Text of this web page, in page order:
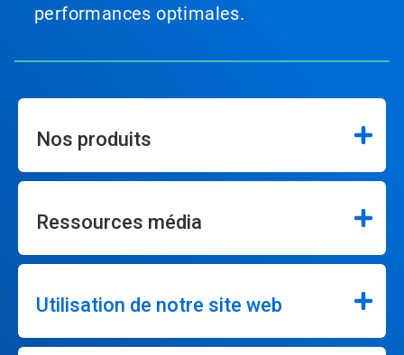
performances optimales.
Nos produits
Ressources média
Utilisation de notre site web